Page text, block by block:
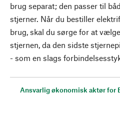
brug separat; den passer til
stjerner. Når du bestiller
brug, skal du sørge for at
stjernen, da den sidste
- som en slags
Ansvarlig økonomisk aktør for